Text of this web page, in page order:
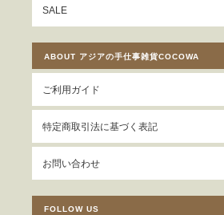
SALE
ABOUT アジアの手仕事雑貨COCOWA
ご利用ガイド
特定商取引法に基づく表記
お問い合わせ
FOLLOW US